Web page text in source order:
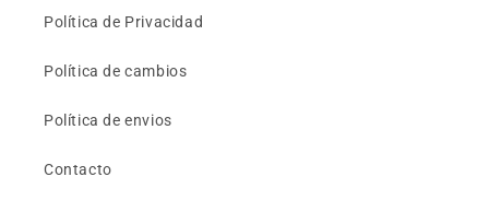
Política de Privacidad
Política de cambios
Política de envios
Contacto